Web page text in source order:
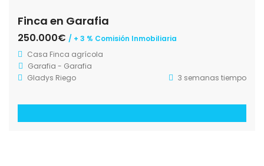
Finca en Garafia
250.000€ / + 3 % Comisión Inmobiliaria
Casa Finca agrícola
Garafia - Garafia
Gladys Riego
3 semanas tiempo